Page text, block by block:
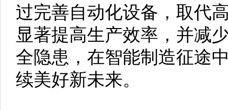
过完善自动化设备，取代
显著提高生产效率，并减
全隐患，在智能制造征途
续美好新未来。